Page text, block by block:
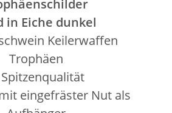
in Eiche dunkel
Keilerwaffen
Trophäen
eingefräster Nut als